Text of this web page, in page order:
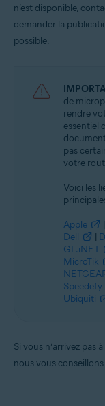
n’est disponible,
demander la
possible.
de
rendre
essentiel
pas
votre
Voici les
Apple |
Dell
|
GL.iNET
MicroTik
Speedefy
Ubiquiti
Si vous n’arrivez pas
nous vous